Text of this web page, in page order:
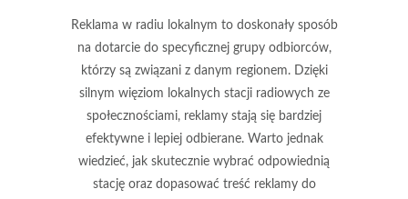
Reklama w radiu lokalnym to doskonały sposób
na dotarcie do specyficznej grupy odbiorców,
którzy są związani z danym regionem. Dzięki
silnym więziom lokalnych stacji radiowych ze
społecznościami, reklamy stają się bardziej
efektywne i lepiej odbierane. Warto jednak
wiedzieć, jak skutecznie wybrać odpowiednią
stację oraz dopasować treść reklamy do